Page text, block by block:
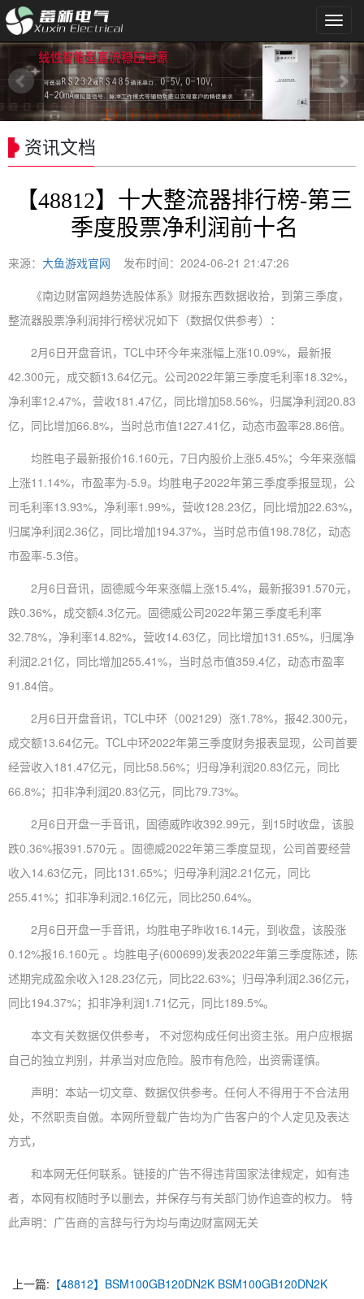
导
航
菜
单
资讯文档
【48812】十大整流器排行榜-第三
季度股票净利润前十名
来源： 大鱼游戏官网 发布时间：2024-06-21 21:47:26
《南边财富网趋势选股体系》财报东西数据收拾，到第三季度，
整流器股票净利润排行榜状况如下（数据仅供参考）：
2月6日开盘音讯，TCL中环今年来涨幅上涨10.09%，最新报
42.300元，成交额13.64亿元。公司2022年第三季度毛利率18.32%，
净利率12.47%，营收181.47亿，同比增加58.56%，归属净利润20.83
亿，同比增加66.8%，当时总市值1227.41亿，动态市盈率28.86倍。
均胜电子最新报价16.160元，7日内股价上涨5.45%；今年来涨幅
上涨11.14%，市盈率为-5.9。均胜电子2022年第三季度季报显现，公
司毛利率13.93%，净利率1.99%，营收128.23亿，同比增加22.63%，
归属净利润2.36亿，同比增加194.37%，当时总市值198.78亿，动态
市盈率-5.3倍。
2月6日音讯，固德威今年来涨幅上涨15.4%，最新报391.570元，
跌0.36%，成交额4.3亿元。固德威公司2022年第三季度毛利率
32.78%，净利率14.82%，营收14.63亿，同比增加131.65%，归属净
利润2.21亿，同比增加255.41%，当时总市值359.4亿，动态市盈率
91.84倍。
2月6日开盘音讯，TCL中环（002129）涨1.78%，报42.300元，
成交额13.64亿元。TCL中环2022年第三季度财务报表显现，公司首要
经营收入181.47亿元，同比58.56%；归母净利润20.83亿元，同比
66.8%；扣非净利润20.83亿元，同比79.73%。
2月6日开盘一手音讯，固德威昨收392.99元，到15时收盘，该股
跌0.36%报391.570元 。固德威2022年第三季度显现，公司首要经营
收入14.63亿元，同比131.65%；归母净利润2.21亿元，同比
255.41%；扣非净利润2.16亿元，同比250.64%。
2月6日开盘一手音讯，均胜电子昨收16.14元，到收盘，该股涨
0.12%报16.160元 。均胜电子(600699)发表2022年第三季度陈述，陈
述期完成盈余收入128.23亿元，同比22.63%；归母净利润2.36亿元，
同比194.37%；扣非净利润1.71亿元，同比189.5%。
本文有关数据仅供参考， 不对您构成任何出资主张。用户应根据
自己的独立判别，并承当对应危险。股市有危险，出资需谨慎。
声明：本站一切文章、数据仅供参考。任何人不得用于不合法用
处，不然职责自傲。本网所登载广告均为广告客户的个人定见及表达
方式，
和本网无任何联系。链接的广告不得违背国家法律规定，如有违
者，本网有权随时予以删去，并保存与有关部门协作追查的权力。 特
此声明：广告商的言辞与行为均与南边财富网无关
上一篇: 【48812】BSM100GB120DN2K BSM100GB120DN2K